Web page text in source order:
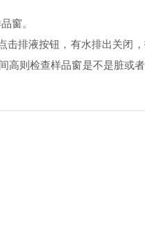
窗。
排液按钮，有水排出关闭
则检查样品窗是不是脏或